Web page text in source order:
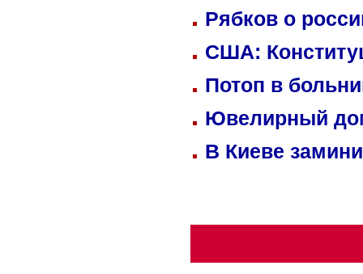
Рябков о
США:
Потоп в
Ювелирный
В Киеве